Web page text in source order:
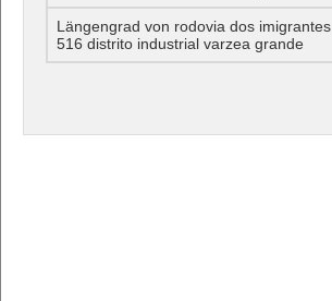
Längengrad von rodovia dos imigrantes
516 distrito industrial varzea grande